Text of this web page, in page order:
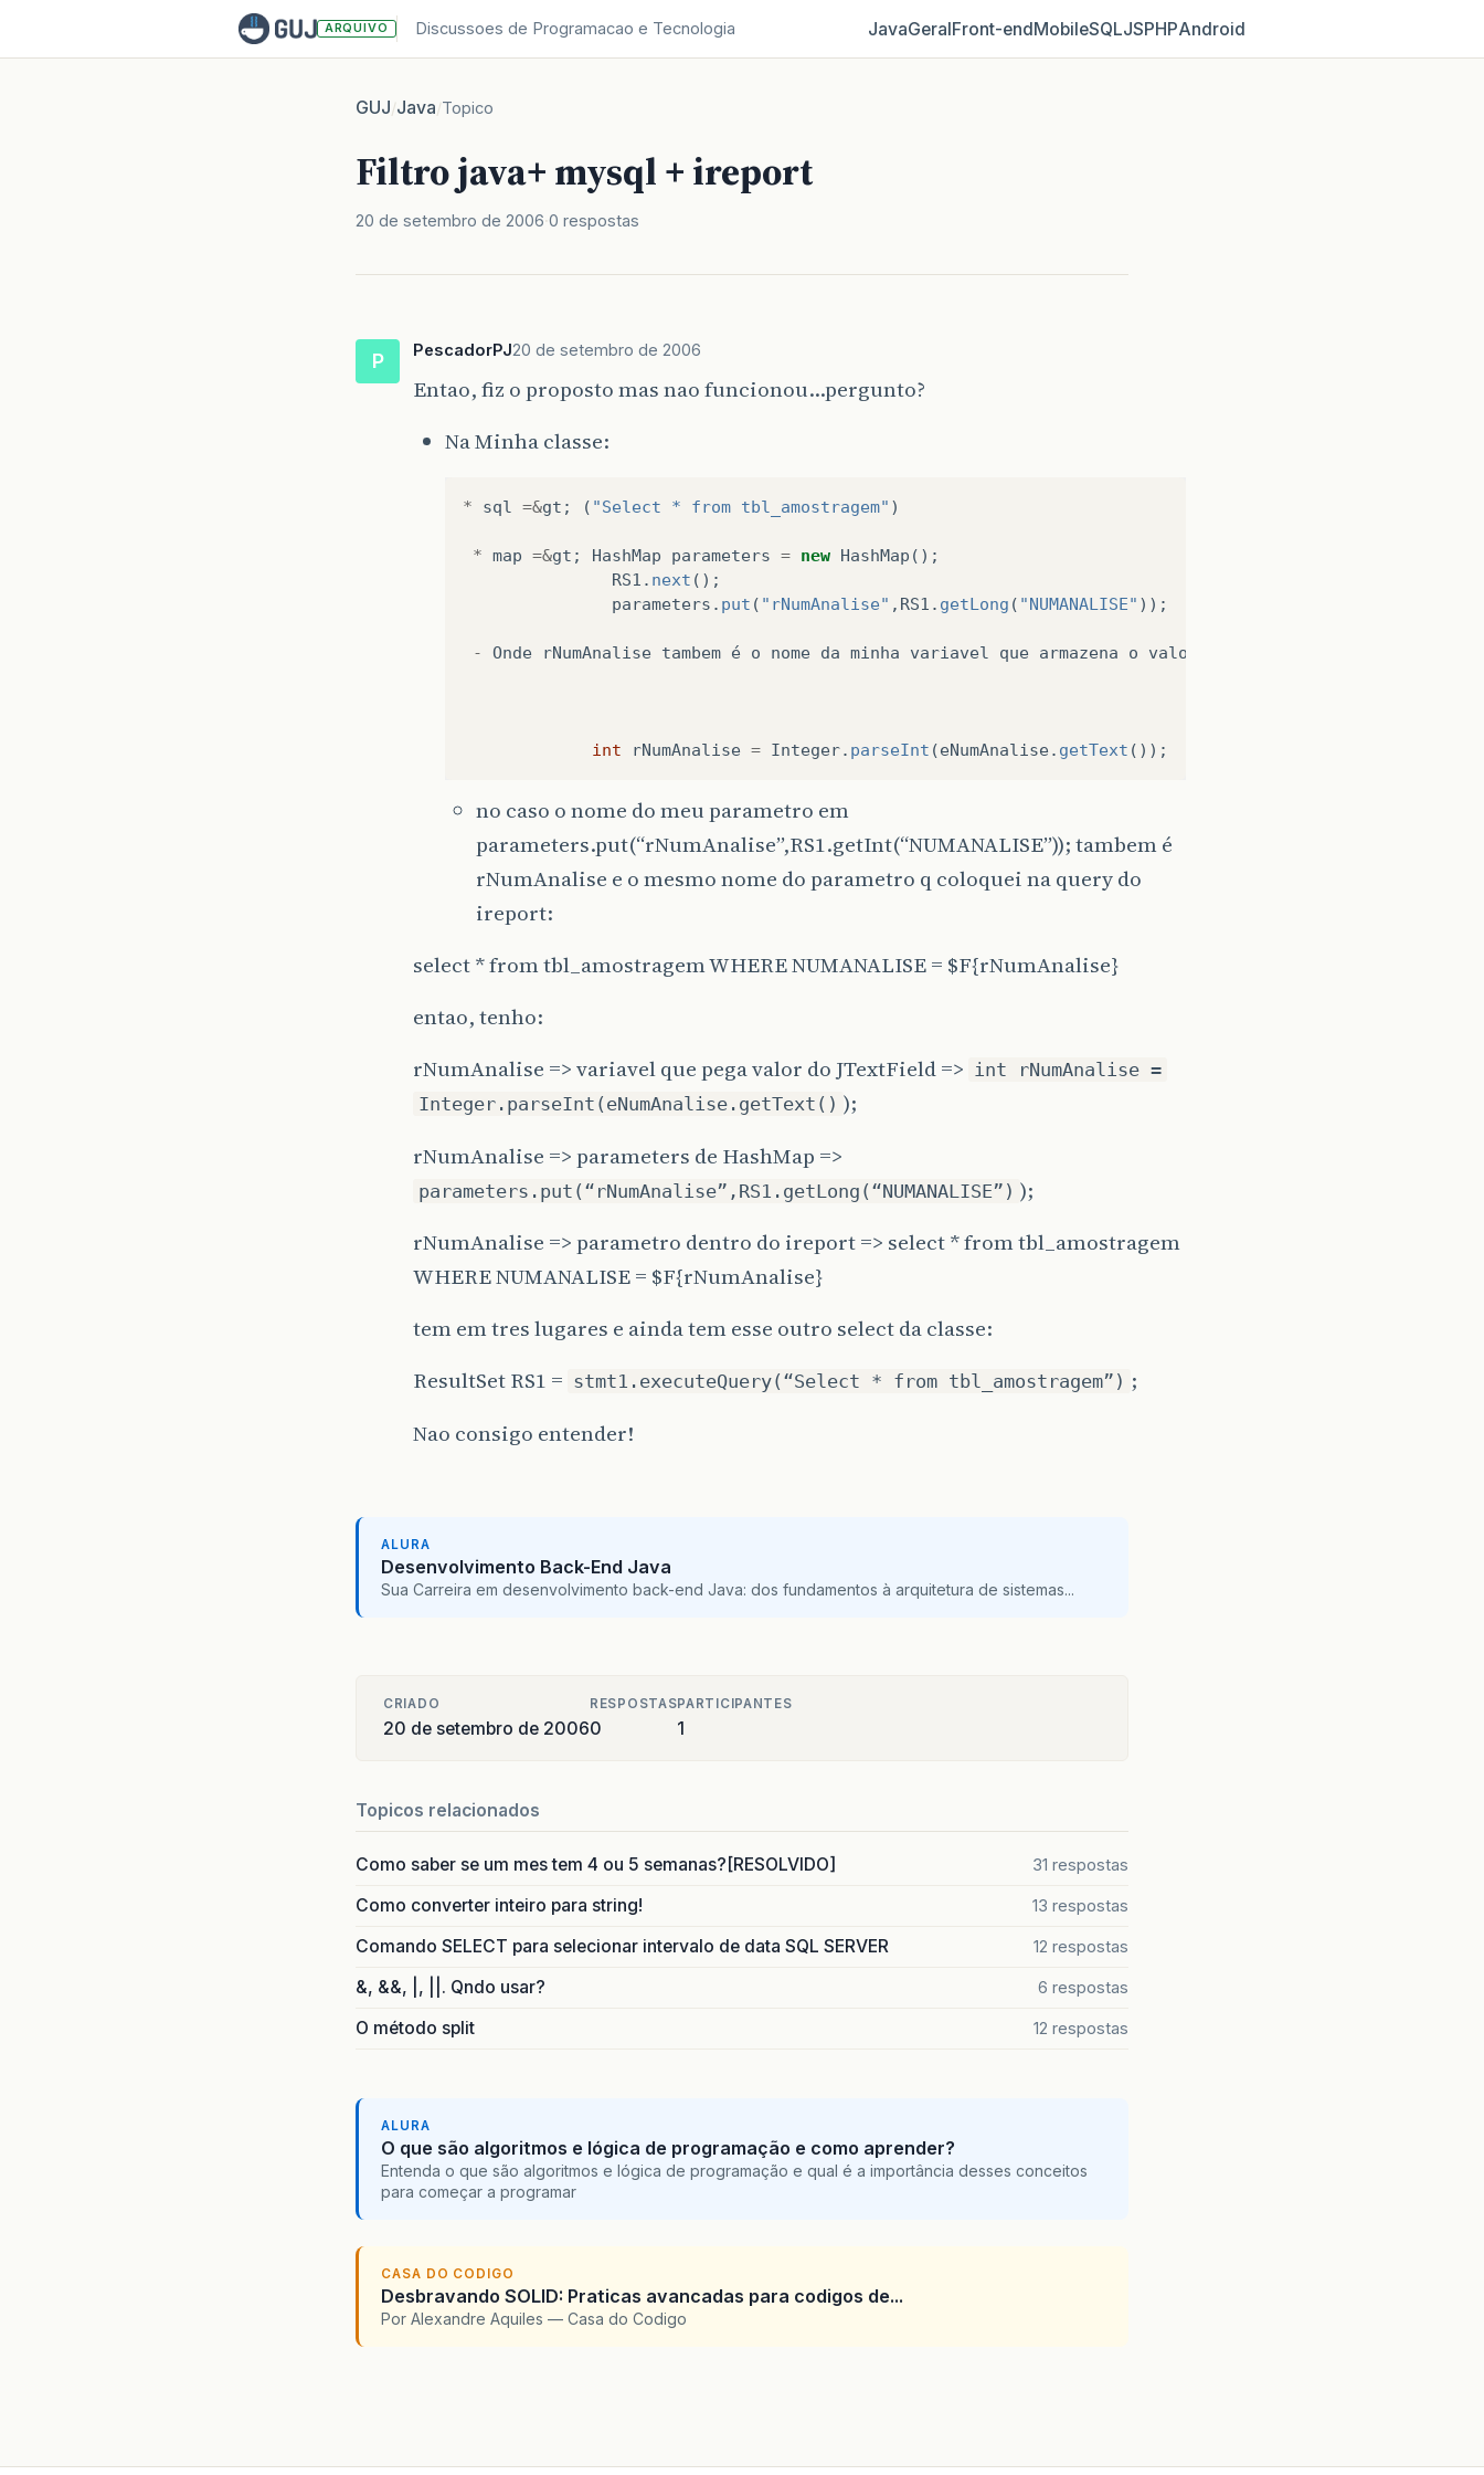
ARQUIVO Discussoes de Programacao e Tecnologia JavaGeralFront‑endMobileSQLJSPHPAndroid
GUJ/Java/Topico
Filtro java+ mysql + ireport
20 de setembro de 2006 0 respostas
P PescadorPJ20 de setembro de 2006
Entao, fiz o proposto mas nao funcionou…pergunto?
Na Minha classe:
* sql =&gt ; ( "Select * from tbl_amostragem" )
* map =&gt ; HashMap parameters = new HashMap ();
RS1 . next ();
parameters . put ( "rNumAnalise" , RS1 . getLong ( "NUMANALISE" ));
- Onde rNumAnalise tambem é o nome da minha variavel que armazena o valor
int rNumAnalise = Integer. parseInt (eNumAnalise. getText ());
no caso o nome do meu parametro em
parameters.put(“rNumAnalise”,RS1.getInt(“NUMANALISE”)); tambem é
rNumAnalise e o mesmo nome do parametro q coloquei na query do
ireport:
select * from tbl_amostragem WHERE NUMANALISE = $F{rNumAnalise}
entao, tenho:
rNumAnalise => variavel que pega valor do JTextField => int rNumAnalise =
Integer.parseInt(eNumAnalise.getText() );
rNumAnalise => parameters de HashMap =>
parameters.put(“rNumAnalise”,RS1.getLong(“NUMANALISE”) );
rNumAnalise => parametro dentro do ireport => select * from tbl_amostragem
WHERE NUMANALISE = $F{rNumAnalise}
tem em tres lugares e ainda tem esse outro select da classe:
ResultSet RS1 = stmt1.executeQuery(“Select * from tbl_amostragem”) ;
Nao consigo entender!
ALURA
Desenvolvimento Back-End Java
Sua Carreira em desenvolvimento back-end Java: dos fundamentos à arquitetura de sistemas...
CRIADO
20 de setembro de 2006
RESPOSTAS
0
PARTICIPANTES
1
Topicos relacionados
Como saber se um mes tem 4 ou 5 semanas?[RESOLVIDO] 31 respostas
Como converter inteiro para string! 13 respostas
Comando SELECT para selecionar intervalo de data SQL SERVER 12 respostas
&, &&, |, ||. Qndo usar? 6 respostas
O método split 12 respostas
ALURA
O que são algoritmos e lógica de programação e como aprender?
Entenda o que são algoritmos e lógica de programação e qual é a importância desses conceitos
para começar a programar
CASA DO CODIGO
Desbravando SOLID: Praticas avancadas para codigos de...
Por Alexandre Aquiles — Casa do Codigo